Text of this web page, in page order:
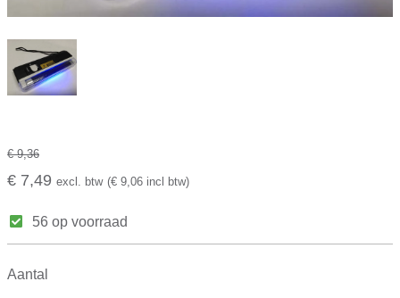
€ 9,36
€ 7,49 excl. btw (€ 9,06 incl btw)
56 op voorraad
Aantal